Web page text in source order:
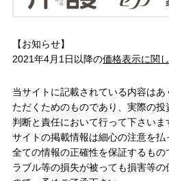
【お知らせ】
2021年4月1日以降の価格表示に関
当サイトに記載されている内容は
ただくためのものであり、実際の
判断と責任において行って下さい
サイトの掲載情報は細心の注意を
全ての情報の正確性を保証するも
ラブル等の損失が被っても損害等